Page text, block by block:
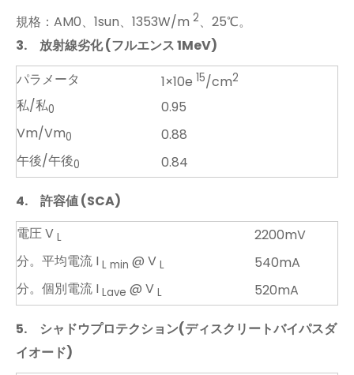
規格：AM0、1sun、1353W/m 2、25℃。
3.
放射線劣化 (フルエンス 1MeV)
パラメータ
1×10e 15/cm2
私/私0
0.95
Vm/Vm0
0.88
午後/午後0 0.84
4.
許容値 (SCA)
電圧 V L
2200mV
分。平均電流 I L min @ V L
540mA
分。個別電流 I Lave @ V L 520mA
5.
シャドウプロテクション(ディスクリートバイパスダ
イオード)